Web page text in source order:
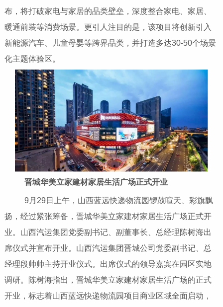
布，将打破家电与家居的品类壁垒，深度整合家电、家居、
暖通前装等消费场景。更引人注目的是，该项目将创新引入
新能源汽车、儿童母婴等跨界品类，并打造多达30-50个场景
化主题体验区。
晋城华美立家建材家居生活广场正式开业
9月29日上午，山西蓝远快递物流园锣鼓喧天、彩旗飘
扬，经过紧张筹备，晋城华美立家建材家居生活广场正式开
业。山西汽运集团党委副书记、副董事长、总经理陈树海出
席仪式并宣布开业。山西汽运集团晋城公司党委副书记、总
经理段帅帅主持开业仪式。出席仪式的领导嘉宾在园区实地
调研。陈树海指出，晋城华美立家建材家居生活广场的正式
开业，标志着山西蓝远快递物流园项目商业区域全面启动，